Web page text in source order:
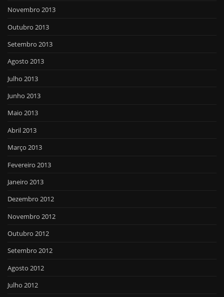
Novembro 2013
Outubro 2013
Setembro 2013
Agosto 2013
Julho 2013
Junho 2013
Maio 2013
Abril 2013
Março 2013
Fevereiro 2013
Janeiro 2013
Dezembro 2012
Novembro 2012
Outubro 2012
Setembro 2012
Agosto 2012
Julho 2012